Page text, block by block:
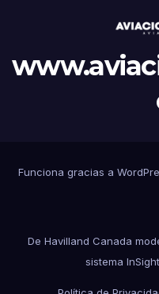
Funciona gracias a
De Havilland Canada
sistema